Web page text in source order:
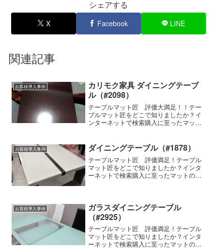
シェアする
X Facebook LINE
関連記事
お客様導入事例
カリモク家具 ダイニングテーブ
ル（#2098）
テーブルマット匠 評価大満足！！テー
ブルマット匠をどこで知りましたか？イ
ンターネットで検索購入に至ったマット
どカリモクの食卓テーブルマット匠の使
用感はいかがですか？設...
お客様導入事例 ダイニングテーブル（#1878）
テーブルマット匠 評価満足！テーブル
マット匠をどこで知りましたか？インタ
ーネットで検索購入に至ったマットの特
単位で注文できるので、...
お客様導入事例
ガラスダイニングテーブル
（#2925）
テーブルマット匠 評価満足！テーブル
マット匠をどこで知りましたか？インタ
ーネットで検索購入に至ったマットの特